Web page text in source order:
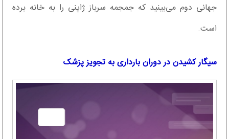
جهانی دوم می‌بینید که جمجمه سرباز ژاپنی را به خانه برده
است.
سیگار کشیدن در دوران بارداری به تجویز پزشک